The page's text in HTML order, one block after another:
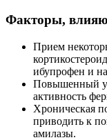
Факторы,
Прием
ибупрофен и
Повышенный
активность
Хроническая
приводить к
амилазы.